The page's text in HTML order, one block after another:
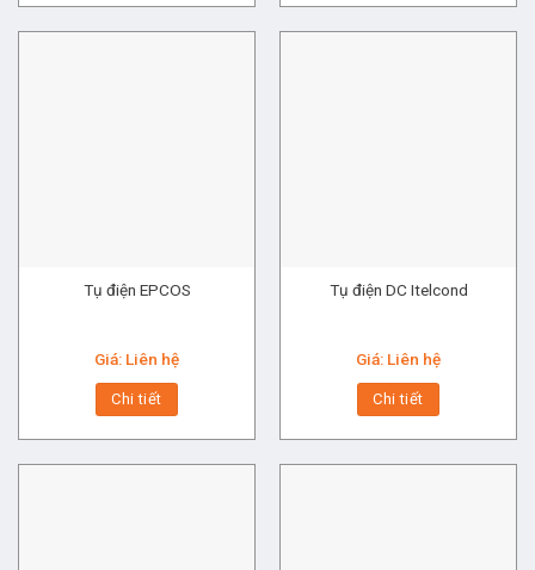
Tụ điện EPCOS
Giá: Liên hệ
Chi tiết
Tụ điện DC Itelcond
Giá: Liên hệ
Chi tiết